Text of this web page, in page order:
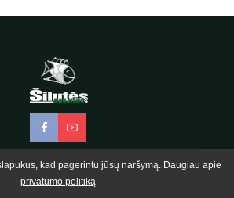
REKLAMA PRIVATUMO POLITIKA
kad pagerintu jūsų naršymą. Daugiau apie
privatumo politiką